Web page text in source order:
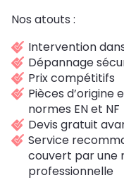
Nos atouts :
Intervention
Dépannage
Prix compétitifs
Pièces
normes EN et NF
Devis gratuit
Service
couvert par une
professionnelle